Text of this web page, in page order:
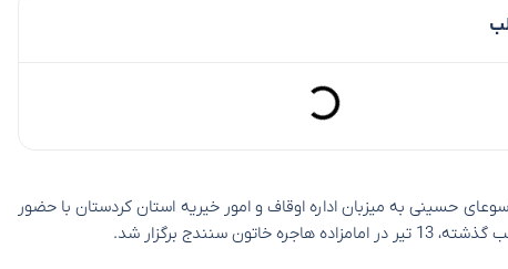
حسینی به میزبان اداره اوقاف و امور خیریه استان کردستان با حضور
خاتون سنندج برگزار شد.